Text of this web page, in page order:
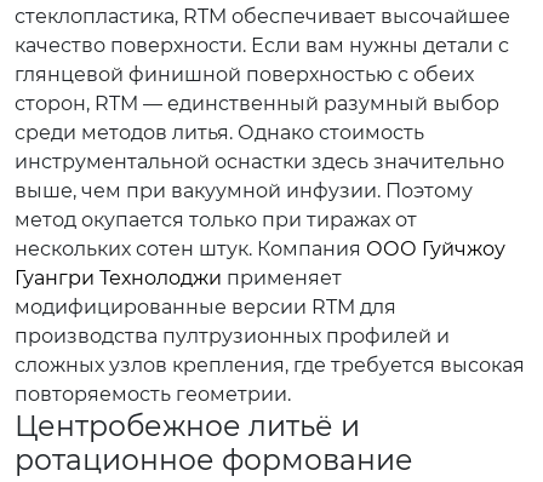
стеклопластика, RTM обеспечивает высочайшее
качество поверхности. Если вам нужны детали с
глянцевой финишной поверхностью с обеих
сторон, RTM — единственный разумный выбор
среди методов литья. Однако стоимость
инструментальной оснастки здесь значительно
выше, чем при вакуумной инфузии. Поэтому
метод окупается только при тиражах от
нескольких сотен штук. Компания ООО Гуйчжоу
Гуангри Технолоджи применяет
модифицированные версии RTM для
производства пултрузионных профилей и
сложных узлов крепления, где требуется высокая
повторяемость геометрии.
Центробежное литьё и
ротационное формование